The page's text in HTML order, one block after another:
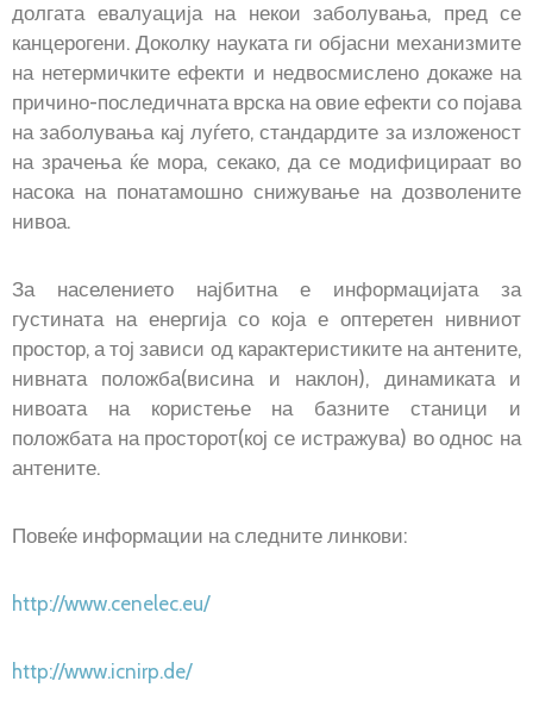
долгата евалуација на некои заболувања, пред се
канцерогени. Доколку науката ги објасни механизмите
на нетермичките ефекти и недвосмислено докаже на
причино-последичната врска на овие ефекти со појава
на заболувања кај луѓето, стандардите за изложеност
на зрачења ќе мора, секако, да се модифицираат во
насока на понатамошно снижување на дозволените
нивоа.
За населението најбитна е информацијата за
густината на енергија со која е оптеретен нивниот
простор, а тој зависи од карактеристиките на антените,
нивната положба(висина и наклон), динамиката и
нивоата на користење на базните станици и
положбата на просторот(кој се истражува) во однос на
антените.
Повеќе информации на следните линкови:
http://www.cenelec.eu/
http://www.icnirp.de/